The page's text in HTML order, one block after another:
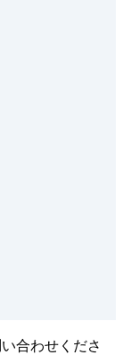
合わせくださ